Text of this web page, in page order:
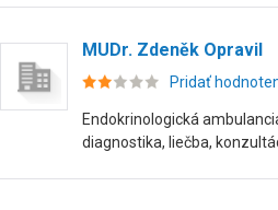
MUDr. Zdeněk Opravil
Pridať
Endokrinologická
diagnostika, liečba,